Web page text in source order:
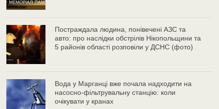
Постраждала людина, понівечені АЗС та
авто: про наслідки обстрілів Нікопольщини та
5 районів області розповіли у ДСНС (фото)
Вода у Марганці вже почала надходити на
насосно-фільтрувальну станцію: коли
очікувати у кранах